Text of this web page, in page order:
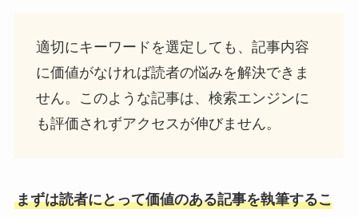
適切にキーワードを選定しても、記事内容
に価値がなければ読者の悩みを解決できま
せん。このような記事は、検索エンジンに
も評価されずアクセスが伸びません。
まずは読者にとって価値のある記事を執筆するこ